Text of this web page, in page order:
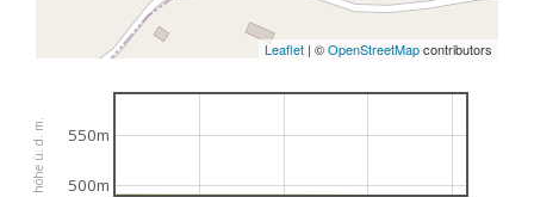
Leaflet | ©OpenStreetMapcontributors
höhe ü. d. m. 500m
550m